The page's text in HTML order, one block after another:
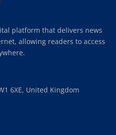
platform that delivers news
allowing readers to access
6XE, United Kingdom